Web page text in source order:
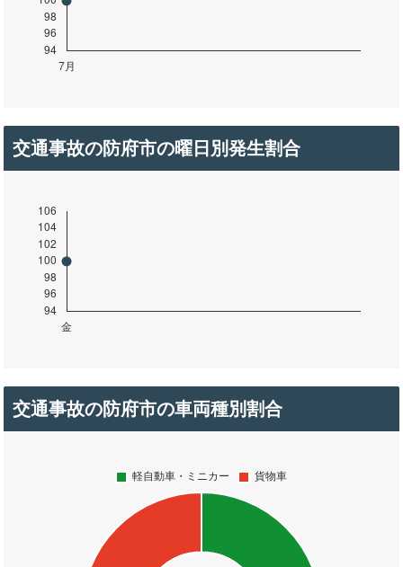
交通事故の防府市の曜日別発生割合
交通事故の防府市の車両種別割合